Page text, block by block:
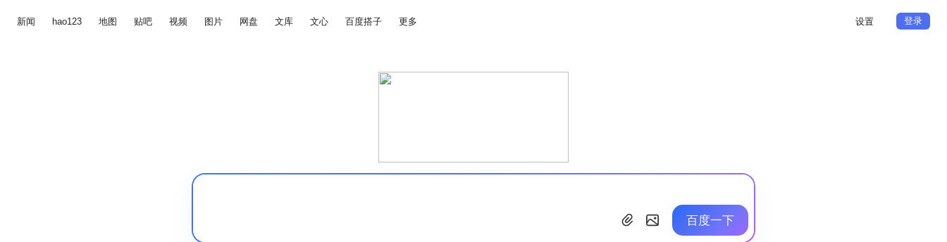
新闻 hao123 地图 贴吧 视频 图片 网盘 文库 文心 百度搭子 更多 设置 登录
百度一下